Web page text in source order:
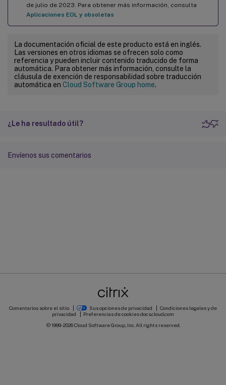
de julio de 2023. Para obtener más información, consulta
Aplicaciones EOL y obsoletas
La documentación oficial de este producto está en inglés.
Las versiones en otros idiomas se ofrecen solo como
referencia y pueden incluir contenido traducido de forma
automática. Para obtener más información, consulte la
cláusula de exención de responsabilidad sobre traducción
automática en Cloud Software Group home.
¿Le ha resultado útil?
Envíenos sus comentarios
Comentarios sobre el sitio Sus opciones de privacidad
Condiciones legales y de
privacidad
Preferencias de cookiesdocs.cloud.com
© 1999-2026Cloud Software Group, Inc. All rights reserved.